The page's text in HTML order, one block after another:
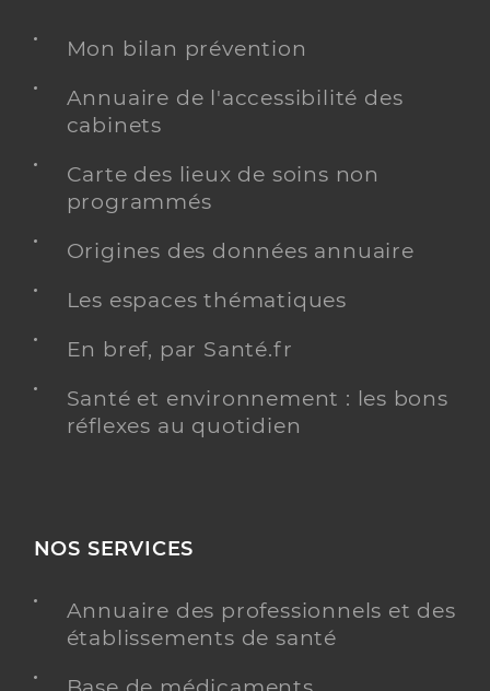
Mon bilan prévention
Annuaire de l'accessibilité des
cabinets
Carte des lieux de soins non
programmés
Origines des données annuaire
Les espaces thématiques
En bref, par Santé.fr
Santé et environnement : les bons
réflexes au quotidien
NOS SERVICES
Annuaire des professionnels et des
établissements de santé